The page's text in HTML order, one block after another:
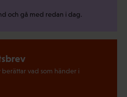
och gå med redan i dag.
vad som händer i